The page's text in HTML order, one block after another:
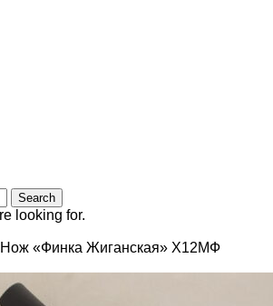
Search
looking for.
Нож «Финка Жиганская» Х12МФ